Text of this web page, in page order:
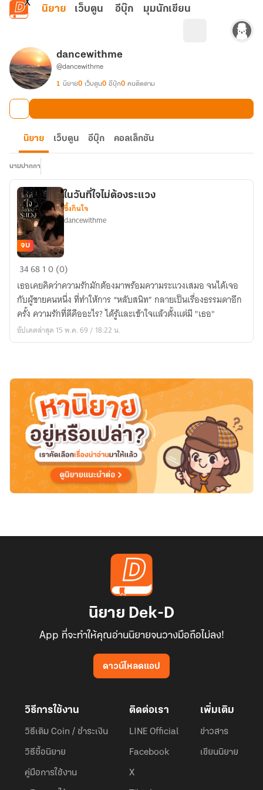
ข้ามไปยังเนื้อหาหลัก
นิยาย เว็บตูน อีบุ๊ก มุมนักเขียน
dancewithme
@dancewithme
1 นิยาย0 เว็บตูน0 อีบุ๊ก0 คนติดตาม
นิยาย เว็บตูน อีบุ๊ก คอลเล็กชัน
นามปากกา
ใน
ที่
ใจ
ไม่
ต้อง
จบ
ในวันที่ใจไม่ต้องระแวง
ซึ้งกินใจ
dancewithme
346810 (0)
เธอเคยคิดว่าความรักมักต้องมาพร้อมความระแวงเสมอ จนได้เจอ
กับผู้ชายคนหนึ่ง ที่ทำให้การ “หลับสนิท” กลายเป็นเรื่องธรรมดาอีก
ครั้ง ความรักที่ดีคืออะไร? ได้รู้และเข้าใจแล้วตั้งแต่มี "เธอ"
อัปเดตล่าสุด 15 พ.ค. 69 / 18:22 น.
นิยาย Dek-D
App ที่จะทำให้คุณอ่านนิยายจนวางมือถือไม่ลง!
ดาวน์โหลดแอป
วิธีการใช้งาน
วิธีเติม Coin / ชำระเงิน
วิธีซื้อนิยาย
คู่มือการใช้งาน
ติดต่อเรา
LINE Official
Facebook
X
เพิ่มเติม
ข่าวสาร
เขียนนิยาย